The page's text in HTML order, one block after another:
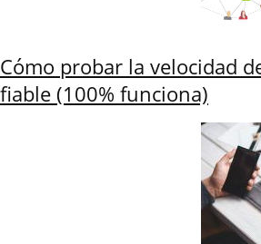
Cómo probar la velocidad
fiable (100% funciona)